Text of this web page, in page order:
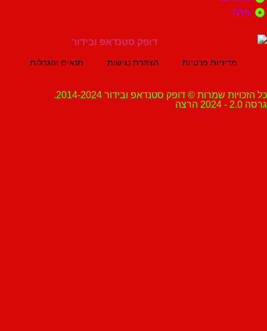
מדיניות פרטיות הצהרת נגישות תנאים והגבלות
שמרות © דופק סטנדאפ ובידור 2014-2024.